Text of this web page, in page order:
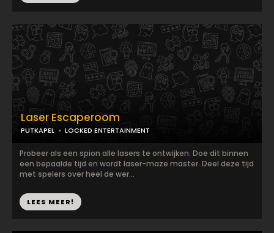
Laser Escaperoom
PUTKAPEL LOCKED ENTERTAINMENT
Probeer als een spion alle lasers te ontwijken. Doe dit binnen
een bepaalde tijd en wordt laser-maze master. Deel deze tijd
met spelers over heel de wer...
LEES MEER!